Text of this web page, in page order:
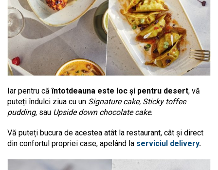
Iar pentru căîntotdeauna este loc și pentru desert, vă
puteți îndulci ziua cu un Signature cake, Sticky toffee
pudding, sau Upside down chocolate cake.
Vă puteți bucura de acestea atât la restaurant, cât și direct
din confortul propriei case, apelând la serviciul delivery.